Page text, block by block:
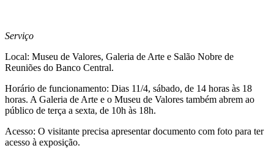
Serviço
Local: Museu de Valores, Galeria de Arte e Salão Nobre de
Reuniões do Banco Central.
Horário de funcionamento: Dias 11/4, sábado, de 14 horas às 18
horas. A Galeria de Arte e o Museu de Valores também abrem ao
público de terça a sexta, de 10h às 18h.
Acesso: O visitante precisa apresentar documento com foto para ter
acesso à exposição.